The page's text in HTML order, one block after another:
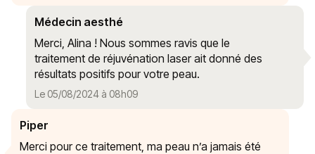
Médecin aesthé
Merci, Alina ! Nous sommes ravis que le
traitement de réjuvénation laser ait donné des
résultats positifs pour votre peau.
Le 05/08/2024 à 08h09
Piper
Merci pour ce traitement, ma peau n’a jamais été